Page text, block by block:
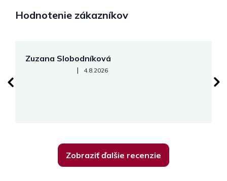
Hodnotenie zákazníkov
Zuzana Slobodníková
Hodnotenie obchodu je 5 z 5 hviezdičiek.
| 4.8.2026
Zobraziť ďalšie recenzie